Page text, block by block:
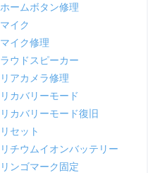
ホームボタン修理
マイク
マイク修理
ラウドスピーカー
リアカメラ修理
リカバリーモード
リカバリーモード復旧
リセット
リチウムイオンバッテリー
リンゴマーク固定